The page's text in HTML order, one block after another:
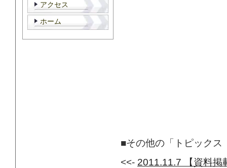
■その他の「トピックス
<<- 2011.11.7 【資料掲
アクセス
ホーム